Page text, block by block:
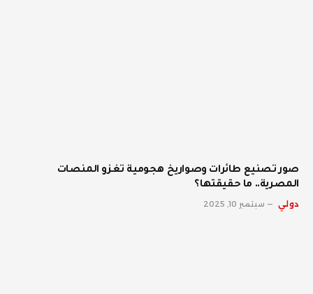
صور تصنيع طائرات وصواريخ هجومية تغزو المنصات
المصرية.. ما حقيقتها؟
دولي سبتمبر 10, 2025